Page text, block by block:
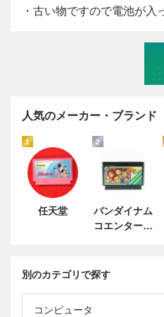
人気のメーカー・ブランド
1
任天堂
2
バンダイナム
コエンターテ
別のカテゴリで探す
コンピュータ